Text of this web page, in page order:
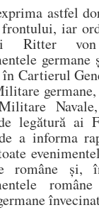
astfel
iar
Ritter
Cartierul
legătură ai
a informa
române şi,